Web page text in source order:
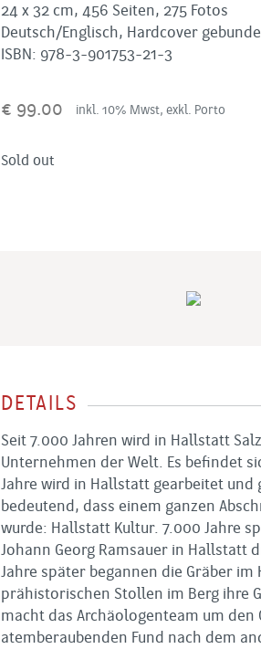
24 x 32 cm, 456 Seiten, 275 Fotos
Deutsch/Englisch, Hardcover
ISBN: 978-3-901753-21-3
€ 99.00 inkl. 10% Mwst, exkl. Porto
Sold out
DETAILS
Seit 7.000 Jahren wird in Hallstatt
Unternehmen der Welt. Es befindet
Jahre wird in Hallstatt gearbeitet und
bedeutend, dass einem ganzen
wurde: Hallstatt Kultur. 7.000 Jahre
Johann Georg Ramsauer in Hallstatt
Jahre später begannen die Gräber
prähistorischen Stollen im Berg ihre
macht das Archäologenteam um den
atemberaubenden Fund nach dem